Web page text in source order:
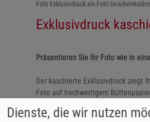
Foto Exklusivdruck als Foto Geschenksidee
Exklusivdruck
Präsentieren Sie Ihr Foto wie in
Der kaschierte Exklusivdruck zeigt
Foto auf hochwertigem
Wählen Sie das für Sie optimale
Dienste, die wir nutzen